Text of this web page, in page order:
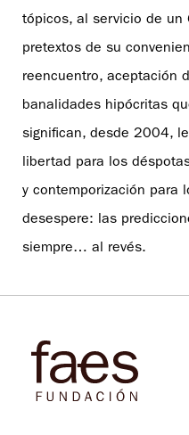
tópicos, al servicio de un
pretextos de su
reencuentro, aceptación
banalidades hipócritas
significan, desde 2004,
libertad para los
y contemporización para
desespere: las
siempre… al revés.